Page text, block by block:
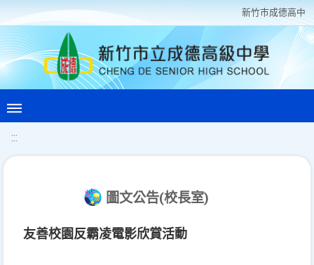
新竹巿成德高中
:::
圖文公告(校長室)
友善校園反霸凌電影欣賞活動